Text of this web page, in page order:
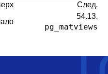
След.
54.13.
pg_matviews